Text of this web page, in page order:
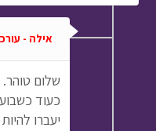
אילה -
שלום
כעוד
יעברו